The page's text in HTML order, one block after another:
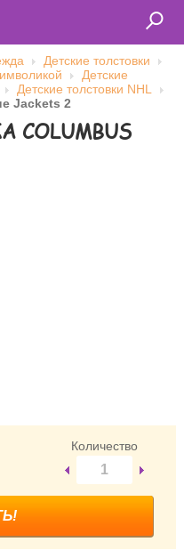
Детские толстовки
Детские
Детские толстовки NHL
Jackets 2
Количество